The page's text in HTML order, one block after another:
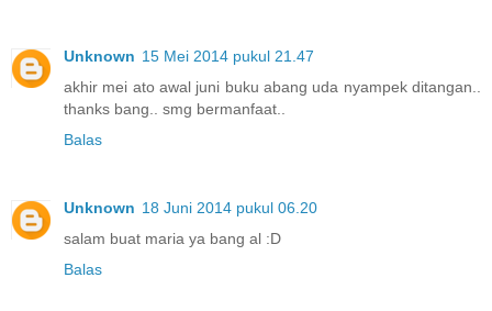
Unknown 15 Mei 2014 pukul 21.47
akhir mei ato awal juni buku abang uda nyampek ditangan..
thanks bang.. smg bermanfaat..
Balas
Unknown 18 Juni 2014 pukul 06.20
salam buat maria ya bang al :D
Balas